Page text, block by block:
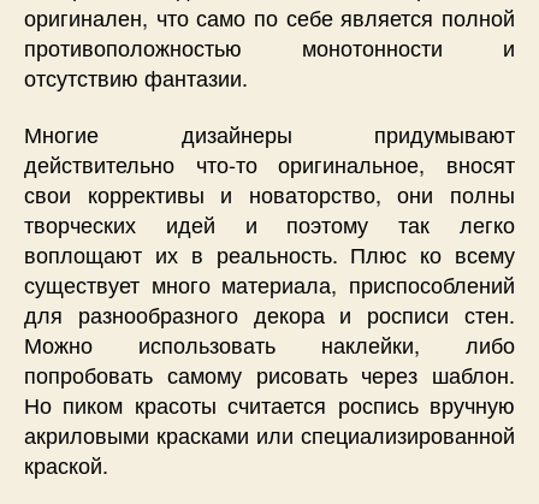
оригинален, что само по себе является полной
противоположностью монотонности и
отсутствию фантазии.
Многие дизайнеры придумывают
действительно что-то оригинальное, вносят
свои коррективы и новаторство, они полны
творческих идей и поэтому так легко
воплощают их в реальность. Плюс ко всему
существует много материала, приспособлений
для разнообразного декора и росписи стен.
Можно использовать наклейки, либо
попробовать самому рисовать через шаблон.
Но пиком красоты считается роспись вручную
акриловыми красками или специализированной
краской.